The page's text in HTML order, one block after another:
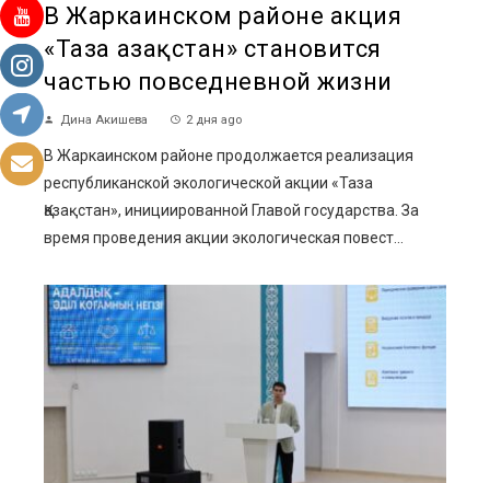
В Жаркаинском районе акция
«Таза Қазақстан» становится
частью повседневной жизни
Дина Акишева 2 дня ago
В Жаркаинском районе продолжается реализация
республиканской экологической акции «Таза
Қазақстан», инициированной Главой государства. За
время проведения акции экологическая повест...